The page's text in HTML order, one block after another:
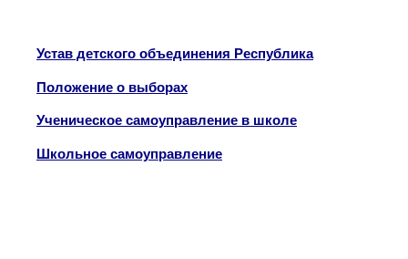
Устав детского объединения Республика
Положение о выборах
Ученическое самоуправление в школе
Школьное самоуправление